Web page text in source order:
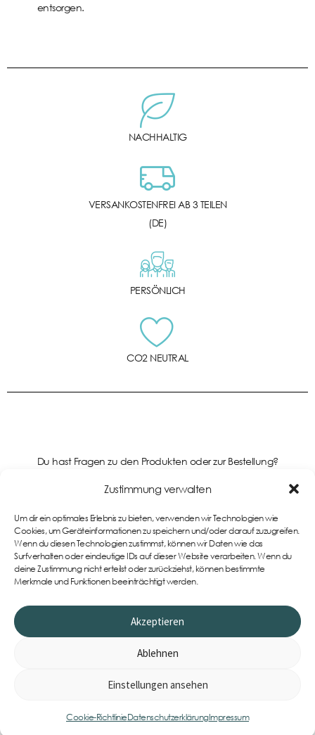
Zustimmung verwalten
Um dir ein optimales Erlebnis zu bieten, verwenden wir Technologien wie
Cookies, um Geräteinformationen zu speichern und/oder darauf zuzugreifen.
Wenn du diesen Technologien zustimmst, können wir Daten wie das
Surfverhalten oder eindeutige IDs auf dieser Website verarbeiten. Wenn du
deine Zustimmung nicht erteilst oder zurückziehst, können bestimmte
Merkmale und Funktionen beeinträchtigt werden.
Akzeptieren
Ablehnen
Einstellungen ansehen
Cookie-RichtlinieDatenschutzerklärungImpressum
entsorgen.
NACHHALTIG
VERSANKOSTENFREI AB 3 TEILEN
(DE)
PERSÖNLICH
CO2 NEUTRAL
Du hast Fragen zu den Produkten oder zur Bestellung?
Support